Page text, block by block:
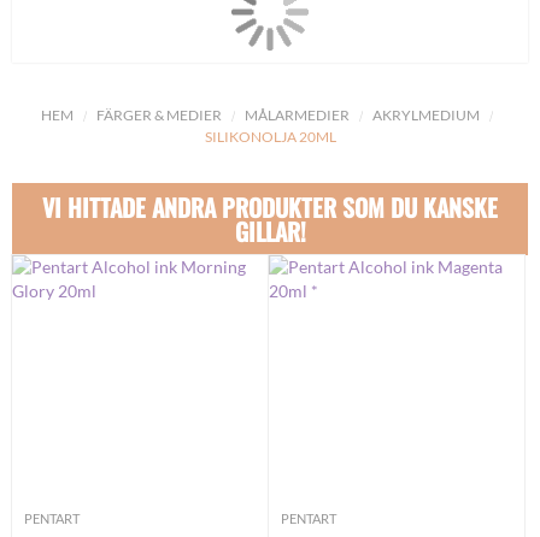
HEM FÄRGER & MEDIER MÅLARMEDIER
AKRYLMEDIUM
SILIKONOLJA 20ML
VI HITTADE ANDRA PRODUKTER SOM DU KANSKE
GILLAR!
PENTART PENTART